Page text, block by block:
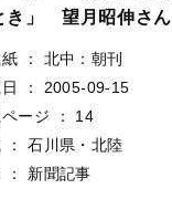
き」 望月昭伸さん
：
北中：朝刊
：
2005-09-15
ージ
：
14
：
石川県・北陸
： 新聞記事